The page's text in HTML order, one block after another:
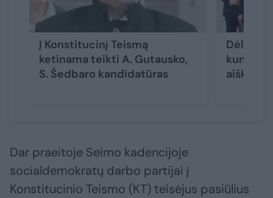
Į Konstitucinį Teismą
ketinama teikti A. Gutausko,
S. Šedbaro kandidatūras
Dėl
aiškėja
Dar praeitoje Seimo kadencijoje
socialdemokratų darbo partijai į
Konstitucinio Teismo (KT) teisėjus pasiūlius